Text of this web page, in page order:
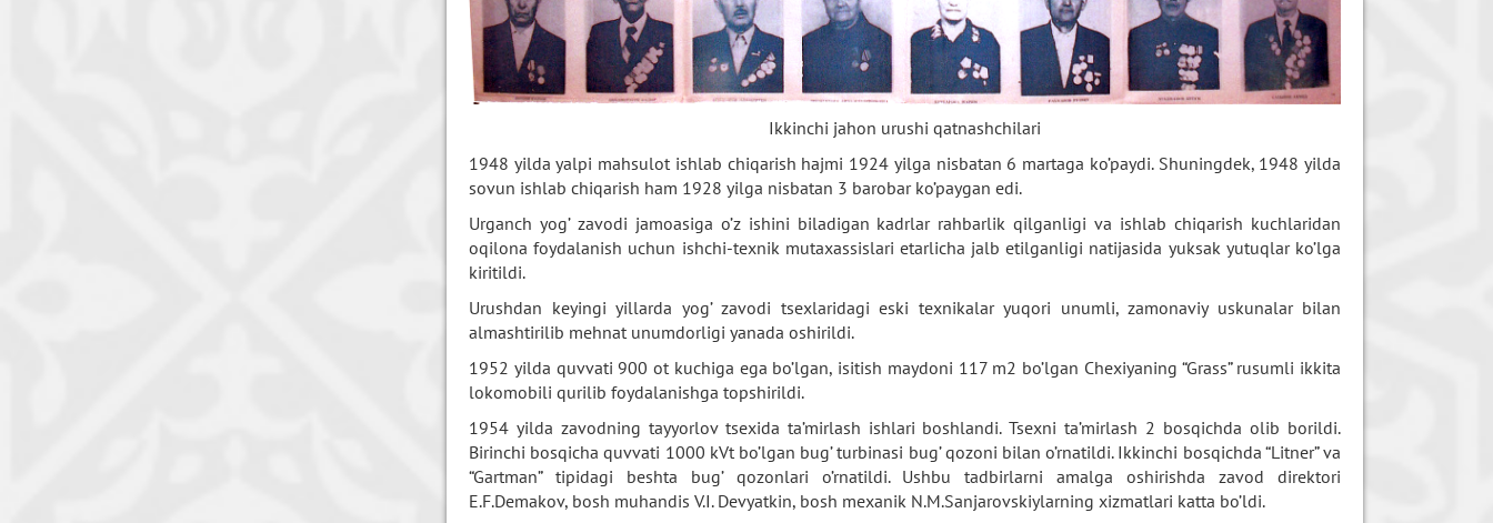
Ikkinchi jahon urushi qatnashchilari
1948 yilda yalpi mahsulot ishlab chiqarish hajmi 1924 yilga nisbatan 6 martaga ko’paydi. Shuningdek, 1948 yilda
sovun ishlab chiqarish ham 1928 yilga nisbatan 3 barobar ko’paygan edi.
Urganch yog’ zavodi jamoasiga o’z ishini biladigan kadrlar rahbarlik qilganligi va ishlab chiqarish kuchlaridan
oqilona foydalanish uchun ishchi-texnik mutaxassislari etarlicha jalb etilganligi natijasida yuksak yutuqlar ko’lga
kiritildi.
Urushdan keyingi yillarda yog’ zavodi tsexlaridagi eski texnikalar yuqori unumli, zamonaviy uskunalar bilan
almashtirilib mehnat unumdorligi yanada oshirildi.
1952 yilda quvvati 900 ot kuchiga ega bo’lgan, isitish maydoni 117 m2 bo’lgan Chexiyaning “Grass” rusumli ikkita
lokomobili qurilib foydalanishga topshirildi.
1954 yilda zavodning tayyorlov tsexida ta’mirlash ishlari boshlandi. Tsexni ta’mirlash 2 bosqichda olib borildi.
Birinchi bosqicha quvvati 1000 kVt bo’lgan bug’ turbinasi bug’ qozoni bilan o’rnatildi. Ikkinchi bosqichda “Litner” va
“Gartman” tipidagi beshta bug’ qozonlari o’rnatildi. Ushbu tadbirlarni amalga oshirishda zavod direktori
E.F.Demakov, bosh muhandis V.I. Devyatkin, bosh mexanik N.M.Sanjarovskiylarning xizmatlari katta bo’ldi.